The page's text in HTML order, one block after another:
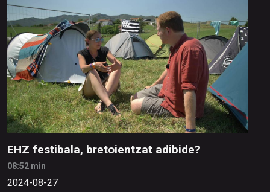
EHZ festibala, bretoientzat adibide?
08:52 min
2024-08-27